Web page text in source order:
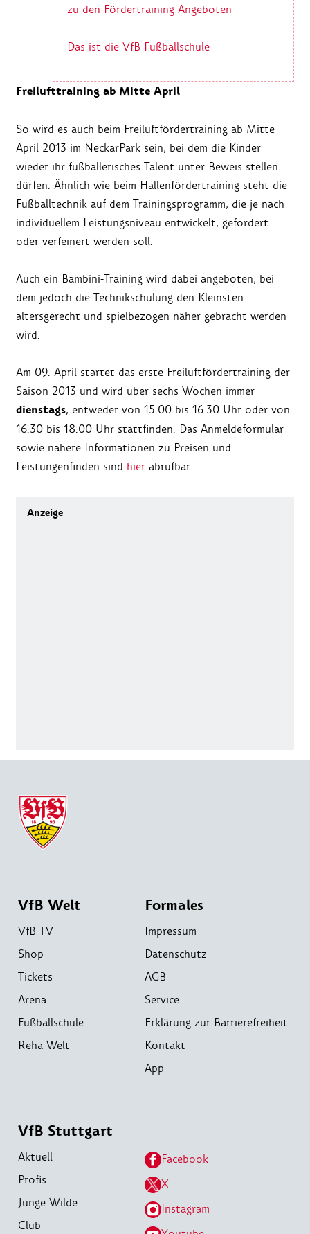
zu den Fördertraining-Angeboten
Das ist die VfB Fußballschule
Freilufttraining ab Mitte April
So wird es auch beim Freiluftfördertraining ab Mitte
April 2013 im NeckarPark sein, bei dem die Kinder
wieder ihr fußballerisches Talent unter Beweis stellen
dürfen. Ähnlich wie beim Hallenfördertraining steht die
Fußballtechnik auf dem Trainingsprogramm, die je nach
individuellem Leistungsniveau entwickelt, gefördert
oder verfeinert werden soll.
Auch ein Bambini-Training wird dabei angeboten, bei
dem jedoch die Technikschulung den Kleinsten
altersgerecht und spielbezogen näher gebracht werden
wird.
Am 09. April startet das erste Freiluftfördertraining der
Saison 2013 und wird über sechs Wochen immer
dienstags, entweder von 15.00 bis 16.30 Uhr oder von
16.30 bis 18.00 Uhr stattfinden. Das Anmeldeformular
sowie nähere Informationen zu Preisen und
Leistungenfinden sind hier abrufbar.
VfB Welt
VfB TV
Shop
Tickets
Arena
Fußballschule
Reha-Welt
Formales
Impressum
Datenschutz
AGB
Service
Erklärung zur Barrierefreiheit
Kontakt
App
VfB Stuttgart
Aktuell
Profis
Junge Wilde
Club
Facebook
X
Instagram